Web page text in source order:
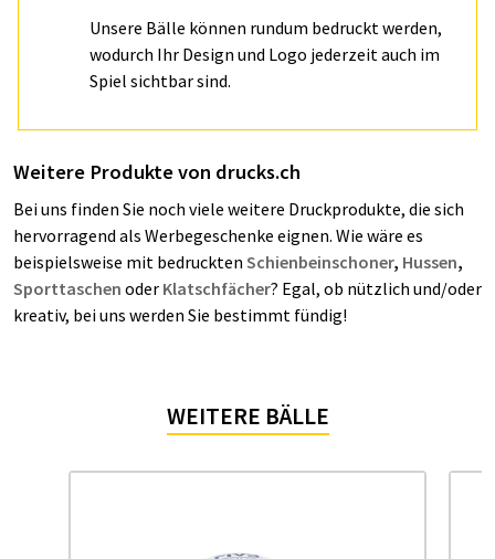
Unsere Bälle können rundum bedruckt werden,
wodurch Ihr Design und Logo jederzeit auch im
Spiel sichtbar sind.
Weitere Produkte von drucks.ch
Bei uns finden Sie noch viele weitere Druckprodukte, die sich
hervorragend als Werbegeschenke eignen. Wie wäre es
beispielsweise mit bedruckten Schienbeinschoner, Hussen,
Sporttaschen oder Klatschfächer? Egal, ob nützlich und/oder
kreativ, bei uns werden Sie bestimmt fündig!
WEITERE BÄLLE